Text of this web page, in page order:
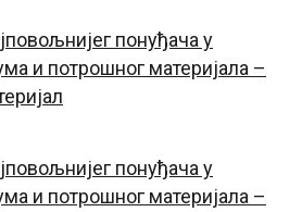
понуђача у
и потрошног материјала –
понуђача у
и потрошног материјала –